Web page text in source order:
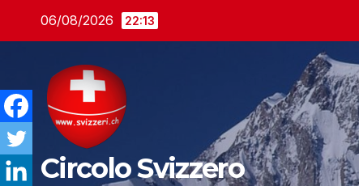
06/08/2026 22:13
Circolo Svizzero